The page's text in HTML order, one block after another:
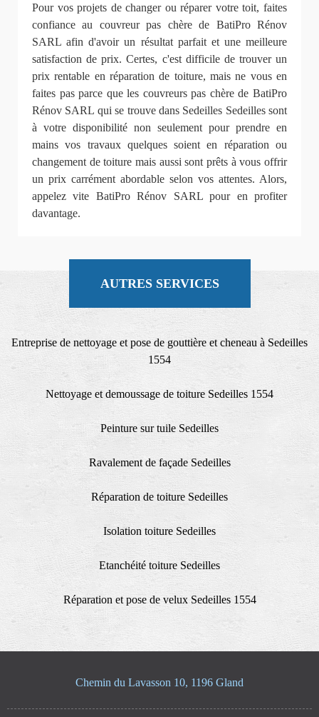
Pour vos projets de changer ou réparer votre toit, faites
confiance au couvreur pas chère de BatiPro Rénov
SARL afin d'avoir un résultat parfait et une meilleure
satisfaction de prix. Certes, c'est difficile de trouver un
prix rentable en réparation de toiture, mais ne vous en
faites pas parce que les couvreurs pas chère de BatiPro
Rénov SARL qui se trouve dans Sedeilles Sedeilles sont
à votre disponibilité non seulement pour prendre en
mains vos travaux quelques soient en réparation ou
changement de toiture mais aussi sont prêts à vous offrir
un prix carrément abordable selon vos attentes. Alors,
appelez vite BatiPro Rénov SARL pour en profiter
davantage.
AUTRES SERVICES
Entreprise de nettoyage et pose de gouttière et cheneau à Sedeilles
1554
Nettoyage et demoussage de toiture Sedeilles 1554
Peinture sur tuile Sedeilles
Ravalement de façade Sedeilles
Réparation de toiture Sedeilles
Isolation toiture Sedeilles
Etanchéité toiture Sedeilles
Réparation et pose de velux Sedeilles 1554
Chemin du Lavasson 10, 1196 Gland